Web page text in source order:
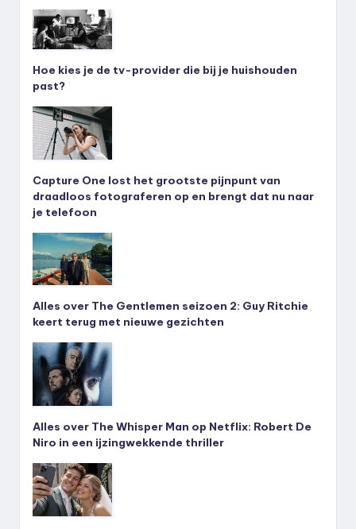
Hoe kies je de tv-provider die bij je huishouden
past?
Capture One lost het grootste pijnpunt van
draadloos fotograferen op en brengt dat nu naar
je telefoon
Alles over The Gentlemen seizoen 2: Guy Ritchie
keert terug met nieuwe gezichten
Alles over The Whisper Man op Netflix: Robert De
Niro in een ijzingwekkende thriller